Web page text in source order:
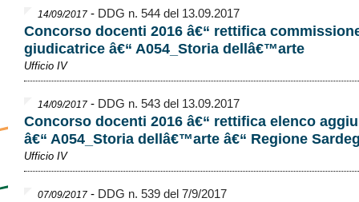
14/09/2017 - DDG n. 544 del 13.09.2017
Concorso docenti 2016 â€“ rettifica
giudicatrice â€“ A054_Storia dellâ€™arte
Ufficio IV
14/09/2017 - DDG n. 543 del 13.09.2017
Concorso docenti 2016 â€“ rettifica elenco
â€“ A054_Storia dellâ€™arte â€“ Regione
Ufficio IV
07/09/2017 - DDG n. 539 del 7/9/2017